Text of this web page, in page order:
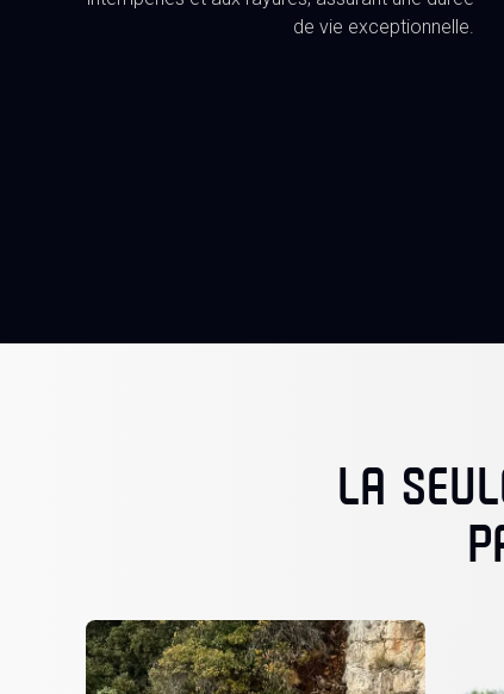
de vie exceptionnelle.
LA